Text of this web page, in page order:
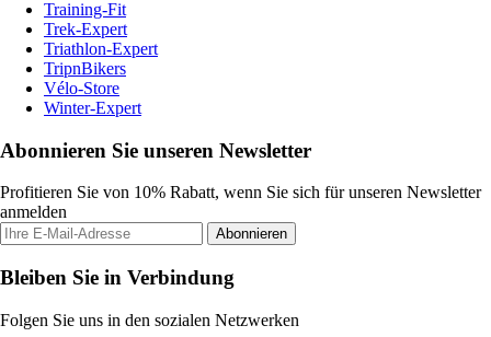
Training-Fit
Trek-Expert
Triathlon-Expert
TripnBikers
Vélo-Store
Winter-Expert
Abonnieren Sie unseren Newsletter
Profitieren Sie von 10% Rabatt, wenn Sie sich für unseren Newsletter
anmelden
Abonnieren
Bleiben Sie in Verbindung
Folgen Sie uns in den sozialen Netzwerken